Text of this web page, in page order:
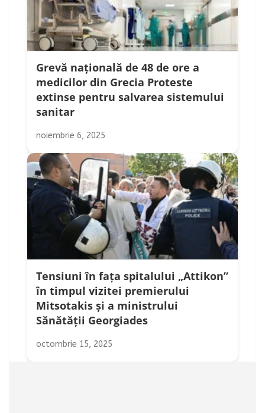
Grevă națională de 48 de ore a
medicilor din Grecia Proteste
extinse pentru salvarea sistemului
sanitar
noiembrie 6, 2025
Tensiuni în fața spitalului „Attikon”
în timpul vizitei premierului
Mitsotakis și a ministrului
Sănătății Georgiades
octombrie 15, 2025